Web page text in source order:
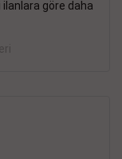
ilanlara göre daha